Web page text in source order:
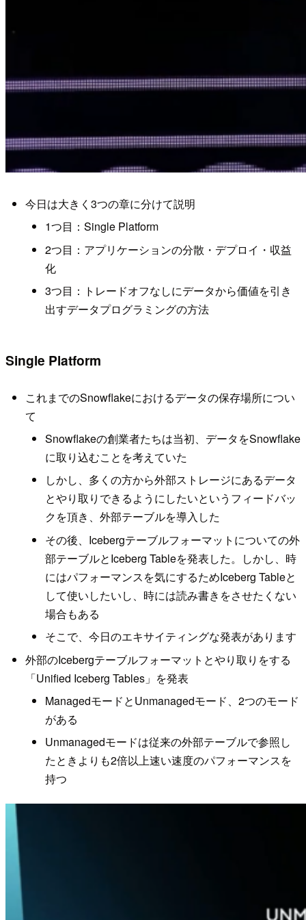
今日は大きく3つの章に分けて説明
1つ目：Single Platform
2つ目：アプリケーションの分散・デプロイ・収益
化
3つ目：トレードオフなしにデータから価値を引き
出すデータプログラミングの方法
Single Platform
これまでのSnowflakeにおけるデータの保存場所につい
て
Snowflakeの創業者たちは当初、データをSnowflake
に取り込むことを考えていた
しかし、多くの方から外部ストレージにあるデータ
とやり取りできるようにしたいというフィードバッ
クを頂き、外部テーブルを導入した
その後、Icebergテーブルフォーマットについての外
部テーブルとIceberg Tableを発表した。しかし、時
にはパフォーマンスを気にするためIceberg Tableと
して使いしたいし、時には読み書きをさせたくない
場合もある
そこで、今日のエキサイティングな発表があります
外部のIcebergテーブルフォーマットとやり取りをする
「Unified Iceberg Tables」を発表
ManagedモードとUnmanagedモード、2つのモード
がある
Unmanagedモードは従来の外部テーブルで参照し
たときよりも2倍以上速い速度のパフォーマンスを
持つ